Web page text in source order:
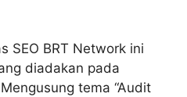
SEO BRT Network ini
diadakan pada
tema “Audit